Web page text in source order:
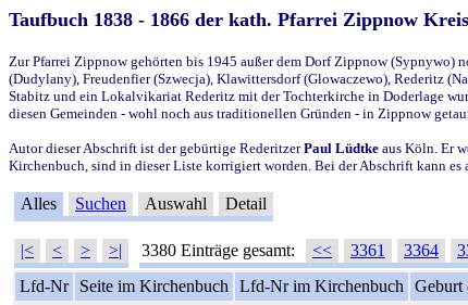
Taufbuch 1838 - 1866 der kath. Pfarrei Zippnow
Zur Pfarrei Zippnow gehörten bis 1945 außer dem Dorf Zippnow (Sypnywo)
(Dudylany), Freudenfier (Szwecja), Klawittersdorf (Glowaczewo), Rederitz
Stabitz und ein Lokalvikariat Rederitz mit der Tochterkirche in Doderlage
diesen Gemeinden - wohl noch aus traditionellen Gründen - in Zippnow
Autor dieser Abschrift ist der gebürtige RederitzerPaul Lüdtke aus Köln. Er
Kirchenbuch, sind in dieser Liste korrigiert worden. Bei der Abschrift kann
Alles Suchen Auswahl Detail
|< < > >| 3380 Einträge gesamt: << 3361 3364
Lfd-Nr
Seite im Kirchenbuch Lfd-Nr im Kirchenbuch Geburt